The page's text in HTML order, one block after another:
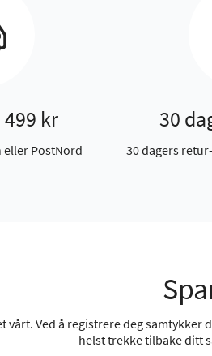
kr
eller PostNord
30
30 dagers
vårt. Ved å registrere deg
helst trekke tilbake ditt